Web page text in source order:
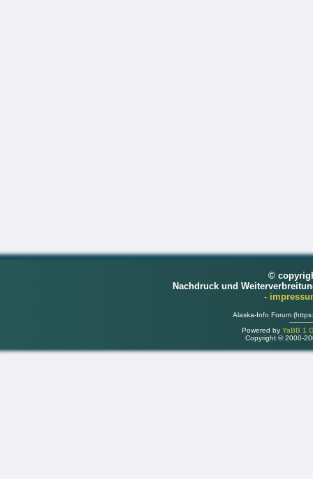
©
Nachdruck und
-
Alaska-Info Forum
Powered by YaBB 1
Copyright © 2000-